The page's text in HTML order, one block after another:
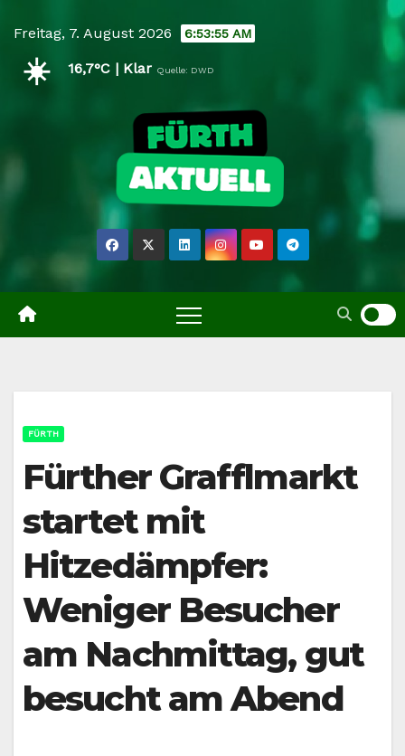
content
Freitag, 7. August 2026 6:53:56 AM
☀️ 16,7°C | Klar Quelle: DWD
FÜRTH
Fürther Grafflmarkt
startet mit
Hitzedämpfer:
Weniger Besucher
am Nachmittag, gut
besucht am Abend